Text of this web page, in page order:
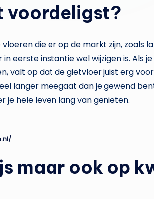
voordeligst?
die er op de markt zijn, zoals
eerste instantie wel wijzigen is. Als
valt op dat de gietvloer juist erg
langer meegaat dan je gewend
je hele leven lang van genieten.
maar ook op